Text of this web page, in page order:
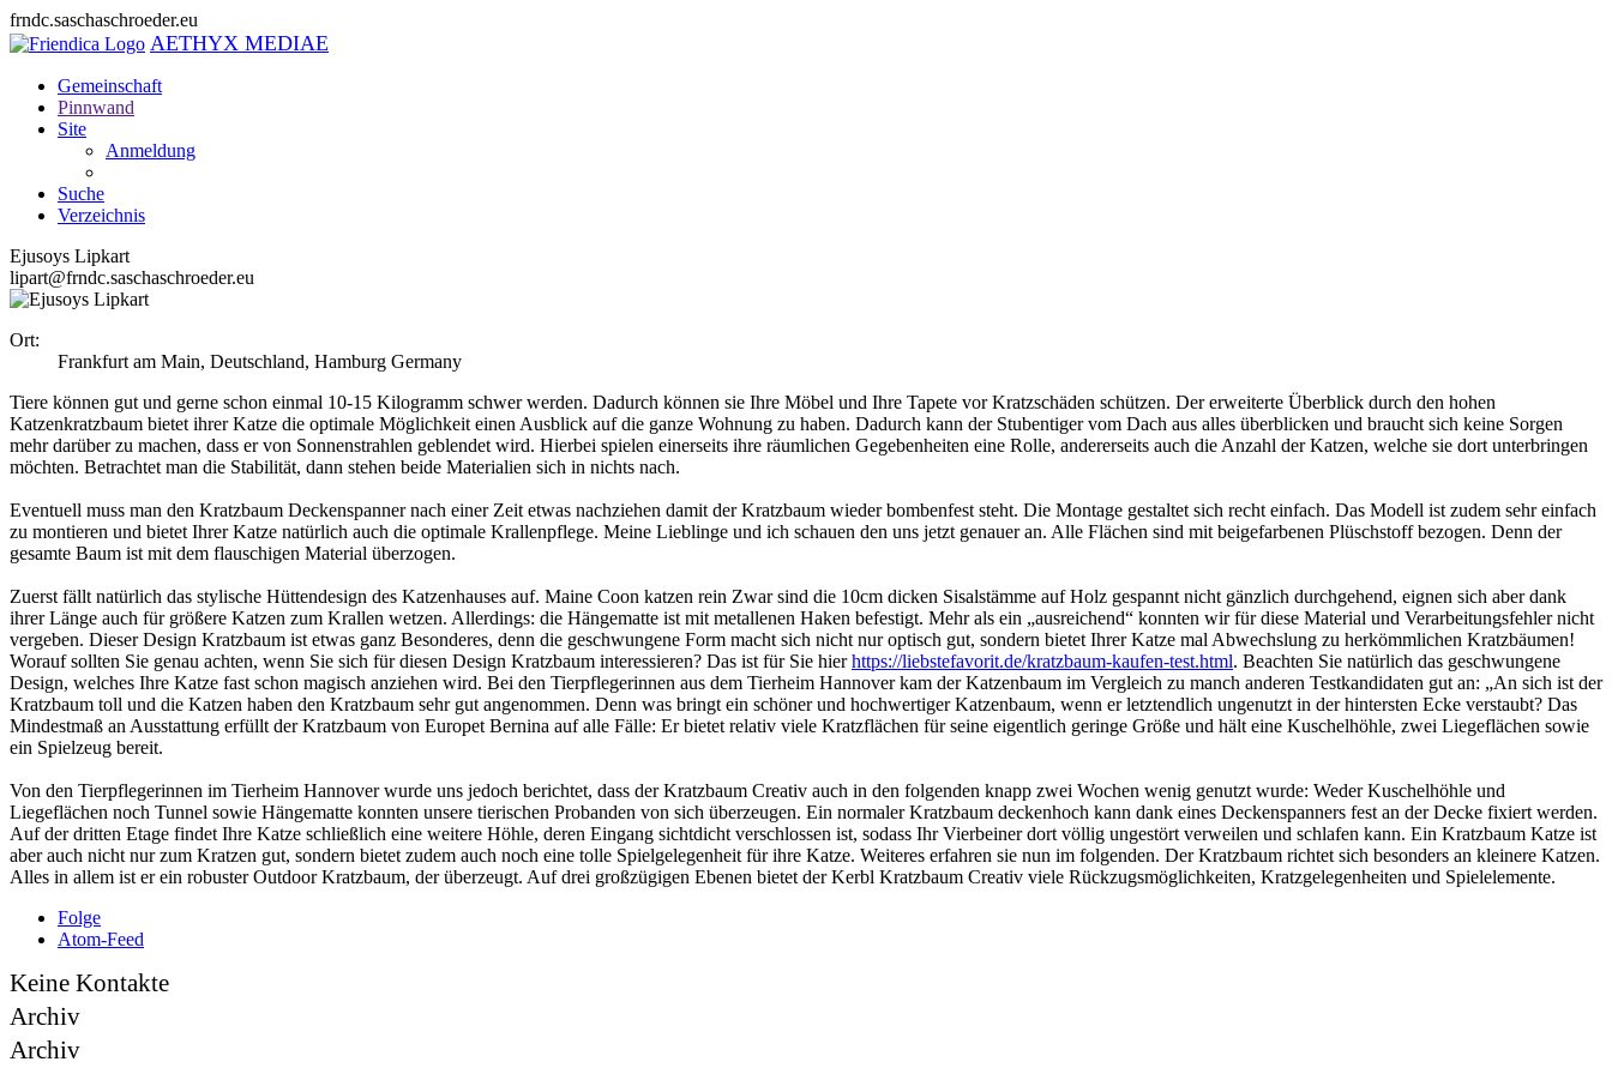
frndc.saschaschroeder.eu
AETHYX MEDIAE
Gemeinschaft
Pinnwand
Site
Anmeldung
Suche
Verzeichnis
Ejusoys Lipkart
lipart@frndc.saschaschroeder.eu
Ort:
Frankfurt am Main, Deutschland, Hamburg Germany
Tiere können gut und gerne schon einmal 10-15 Kilogramm schwer werden. Dadurch können sie Ihre Möbel und Ihre Tapete vor Kratzschäden schützen. Der erweiterte Überblick durch den hohen
Katzenkratzbaum bietet ihrer Katze die optimale Möglichkeit einen Ausblick auf die ganze Wohnung zu haben. Dadurch kann der Stubentiger vom Dach aus alles überblicken und braucht sich keine Sorgen
mehr darüber zu machen, dass er von Sonnenstrahlen geblendet wird. Hierbei spielen einerseits ihre räumlichen Gegebenheiten eine Rolle, andererseits auch die Anzahl der Katzen, welche sie dort unterbringen
möchten. Betrachtet man die Stabilität, dann stehen beide Materialien sich in nichts nach.
Eventuell muss man den Kratzbaum Deckenspanner nach einer Zeit etwas nachziehen damit der Kratzbaum wieder bombenfest steht. Die Montage gestaltet sich recht einfach. Das Modell ist zudem sehr einfach
zu montieren und bietet Ihrer Katze natürlich auch die optimale Krallenpflege. Meine Lieblinge und ich schauen den uns jetzt genauer an. Alle Flächen sind mit beigefarbenen Plüschstoff bezogen. Denn der
gesamte Baum ist mit dem flauschigen Material überzogen.
Zuerst fällt natürlich das stylische Hüttendesign des Katzenhauses auf. Maine Coon katzen rein Zwar sind die 10cm dicken Sisalstämme auf Holz gespannt nicht gänzlich durchgehend, eignen sich aber dank
ihrer Länge auch für größere Katzen zum Krallen wetzen. Allerdings: die Hängematte ist mit metallenen Haken befestigt. Mehr als ein „ausreichend“ konnten wir für diese Material und Verarbeitungsfehler nicht
vergeben. Dieser Design Kratzbaum ist etwas ganz Besonderes, denn die geschwungene Form macht sich nicht nur optisch gut, sondern bietet Ihrer Katze mal Abwechslung zu herkömmlichen Kratzbäumen!
Worauf sollten Sie genau achten, wenn Sie sich für diesen Design Kratzbaum interessieren? Das ist für Sie hierhttps://liebstefavorit.de/kratzbaum-kaufen-test.html. Beachten Sie natürlich das geschwungene
Design, welches Ihre Katze fast schon magisch anziehen wird. Bei den Tierpflegerinnen aus dem Tierheim Hannover kam der Katzenbaum im Vergleich zu manch anderen Testkandidaten gut an: „An sich ist der
Kratzbaum toll und die Katzen haben den Kratzbaum sehr gut angenommen. Denn was bringt ein schöner und hochwertiger Katzenbaum, wenn er letztendlich ungenutzt in der hintersten Ecke verstaubt? Das
Mindestmaß an Ausstattung erfüllt der Kratzbaum von Europet Bernina auf alle Fälle: Er bietet relativ viele Kratzflächen für seine eigentlich geringe Größe und hält eine Kuschelhöhle, zwei Liegeflächen sowie
ein Spielzeug bereit.
Von den Tierpflegerinnen im Tierheim Hannover wurde uns jedoch berichtet, dass der Kratzbaum Creativ auch in den folgenden knapp zwei Wochen wenig genutzt wurde: Weder Kuschelhöhle und
Liegeflächen noch Tunnel sowie Hängematte konnten unsere tierischen Probanden von sich überzeugen. Ein normaler Kratzbaum deckenhoch kann dank eines Deckenspanners fest an der Decke fixiert werden.
Auf der dritten Etage findet Ihre Katze schließlich eine weitere Höhle, deren Eingang sichtdicht verschlossen ist, sodass Ihr Vierbeiner dort völlig ungestört verweilen und schlafen kann. Ein Kratzbaum Katze ist
aber auch nicht nur zum Kratzen gut, sondern bietet zudem auch noch eine tolle Spielgelegenheit für ihre Katze. Weiteres erfahren sie nun im folgenden. Der Kratzbaum richtet sich besonders an kleinere Katzen.
Alles in allem ist er ein robuster Outdoor Kratzbaum, der überzeugt. Auf drei großzügigen Ebenen bietet der Kerbl Kratzbaum Creativ viele Rückzugsmöglichkeiten, Kratzgelegenheiten und Spielelemente.
Folge
Atom-Feed
Keine Kontakte
Archiv
Archiv